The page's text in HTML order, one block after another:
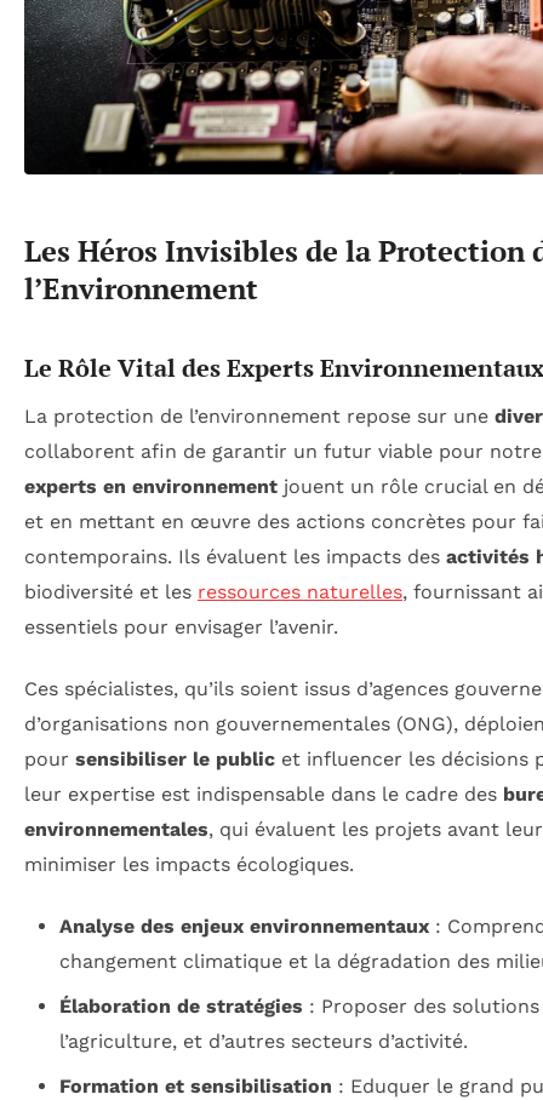
Les Héros Invisibles de la Protection
l’Environnement
Le Rôle Vital des Experts Environnementaux
La protection de l’environnement repose sur une
collaborent afin de garantir un futur viable pour notre
experts en environnement jouent un rôle crucial en
et en mettant en œuvre des actions concrètes pour
contemporains. Ils évaluent les impacts des activités
biodiversité et les ressources naturelles, fournissant
essentiels pour envisager l’avenir.
Ces spécialistes, qu’ils soient issus d’agences
d’organisations non gouvernementales (ONG),
pour sensibiliser le public et influencer les décisions
leur expertise est indispensable dans le cadre des
environnementales, qui évaluent les projets avant
minimiser les impacts écologiques.
Analyse des enjeux environnementaux:
changement climatique et la dégradation des
Élaboration de stratégies : Proposer des
l’agriculture, et d’autres secteurs d’activité.
Formation et sensibilisation : Eduquer le grand